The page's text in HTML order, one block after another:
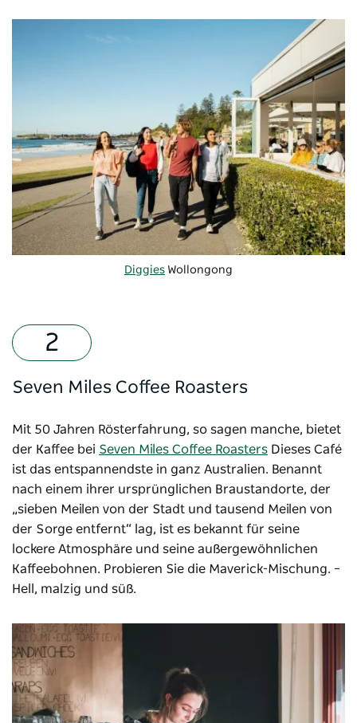
Diggies Wollongong
Seven Miles Coffee Roasters
Mit 50 Jahren Rösterfahrung, so sagen manche, bietet
der Kaffee bei Seven Miles Coffee Roasters Dieses Café
ist das entspannendste in ganz Australien. Benannt
nach einem ihrer ursprünglichen Braustandorte, der
„sieben Meilen von der Stadt und tausend Meilen von
der Sorge entfernt“ lag, ist es bekannt für seine
lockere Atmosphäre und seine außergewöhnlichen
Kaffeebohnen. Probieren Sie die Maverick-Mischung. –
Hell, malzig und süß.